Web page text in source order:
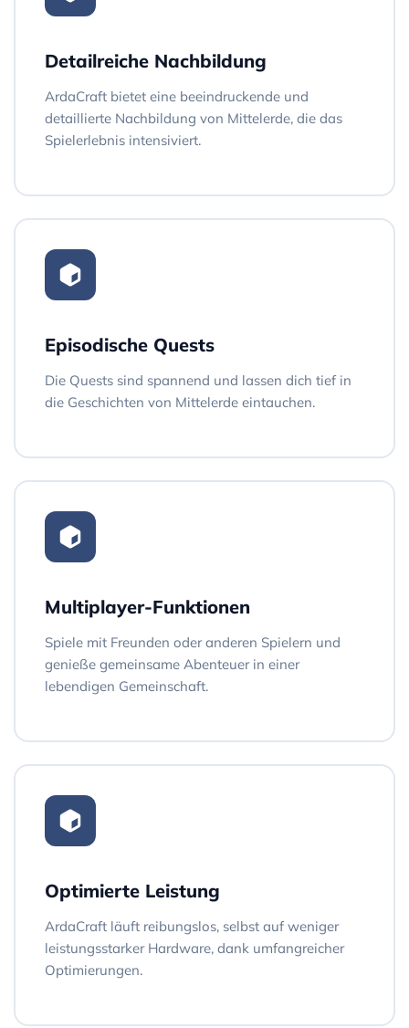
Detailreiche Nachbildung
ArdaCraft bietet eine beeindruckende und
detaillierte Nachbildung von Mittelerde, die das
Spielerlebnis intensiviert.
Episodische Quests
Die Quests sind spannend und lassen dich tief in
die Geschichten von Mittelerde eintauchen.
Multiplayer-Funktionen
Spiele mit Freunden oder anderen Spielern und
genieße gemeinsame Abenteuer in einer
lebendigen Gemeinschaft.
Optimierte Leistung
ArdaCraft läuft reibungslos, selbst auf weniger
leistungsstarker Hardware, dank umfangreicher
Optimierungen.